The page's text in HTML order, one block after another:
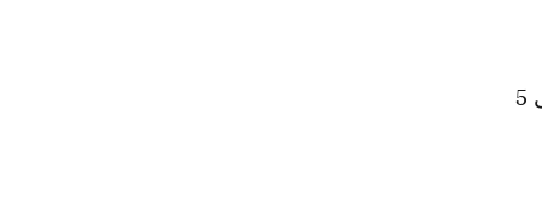
وتابعت الصحيفة أن دارميان سيوقع على عقد مع السيدة العجوز، يمتد إلى 5